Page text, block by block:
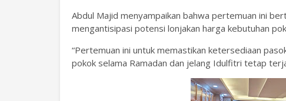
Abdul Majid menyampaikan bahwa pertemuan ini
mengantisipasi potensi lonjakan harga kebutuhan
“Pertemuan ini untuk memastikan ketersediaan
pokok selama Ramadan dan jelang Idulfitri tetap